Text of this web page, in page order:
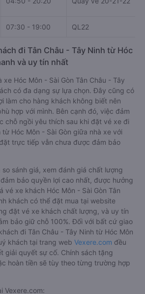
07:30 - 19:00 QL22
đi Tân Châu - Tây Ninh từ Hóc
và uy tín nhất
xe Hóc Môn - Sài Gòn Tân Châu - Tây
có đa dạng sự lựa chọn. Đây cũng có
làm cho hàng khách không biết nên
hợp với mình. Bên cạnh đó, việc đảm
chỗ ngồi yêu thích sau khi đặt vé xe đi
từ Hóc Môn - Sài Gòn giữa nhà xe với
trực tiếp vẫn chưa được đảm bảo
sánh giá, xem đánh giá chất lượng
bảo quyền lợi cao nhất, được hưởng
vé xe khách Hóc Môn - Sài Gòn Tân
khách có thể đặt mua tại website
đặt vé xe khách chất lượng, và uy tín
bảo giữ chỗ 100%. Đối với bất cứ giao
đi Tân Châu - Tây Ninh từ Hóc Môn
khách tại trang web Vexere.com đều
giải quyết sự cố. Chính sách tặng
hoàn tiền sẽ tùy theo từng trường hợp
Vexere.com: